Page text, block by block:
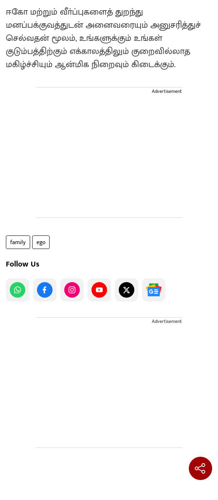
ஈகோ மற்றும் வீா்ப்புகளைத் துறந்து
மனப்பக்குவத்துடன் அனைவரையும் அனுசரித்துச்
செல்வதன் மூலம், உங்களுக்கும் உங்கள்
குடும்பத்திற்கும் எக்காலத்திலும் குறைவில்லாத
மகிழ்ச்சியும் ஆன்மிக நிறைவும் கிடைக்கும்.
Advertisement
family ego
Follow Us
Advertisement